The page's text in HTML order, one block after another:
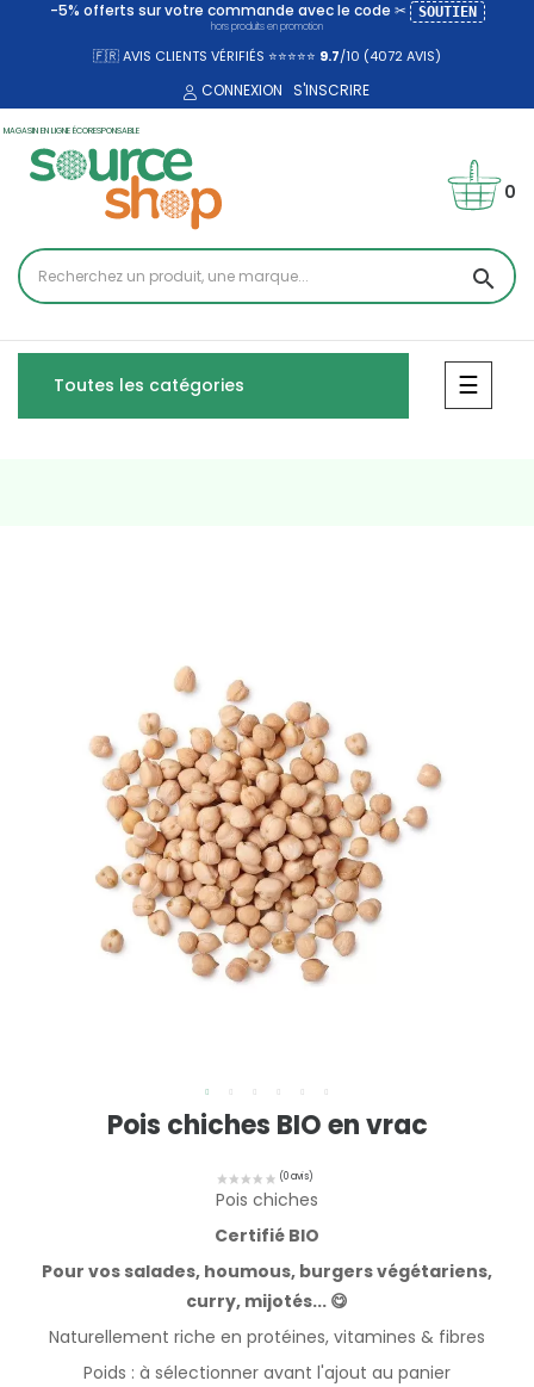
-5% offerts sur votre commande avec le code ✂ SOUTIEN
hors produits en promotion
🇫🇷 AVIS CLIENTS VÉRIFIÉS ⭐⭐⭐⭐⭐ 9.7/10 (4072AVIS)
CONNEXION S'INSCRIRE
MAGASIN EN LIGNE ÉCORESPONSABLE
search
0
Toutes les catégories ☰
Pois chiches BIO en vrac
Pois chiches
Certifié BIO
Pour vos salades, houmous, burgers végétariens,
curry, mijotés... 😋
Naturellement riche en protéines, vitamines & fibres
Poids : à sélectionner avant l'ajout au panier